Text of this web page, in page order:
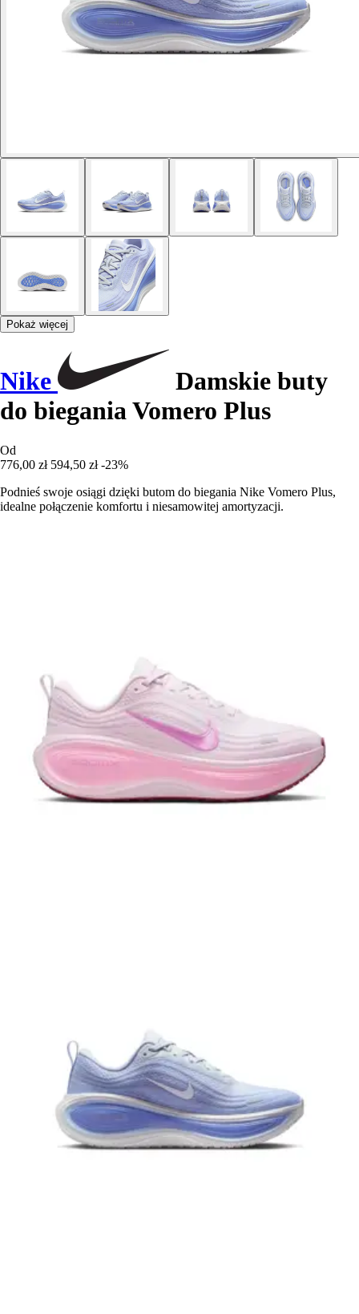
Pokaż więcej
Nike
Damskie buty
do biegania Vomero Plus
Od
776,00 zł 594,50 zł -23%
Podnieś swoje osiągi dzięki butom do biegania Nike Vomero Plus,
idealne połączenie komfortu i niesamowitej amortyzacji.